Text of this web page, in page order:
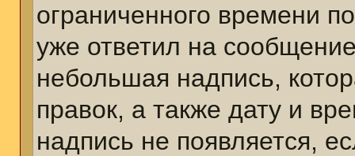
ограниченного времени
уже ответил на
небольшая надпись,
правок, а также дату и
надпись не появляется,